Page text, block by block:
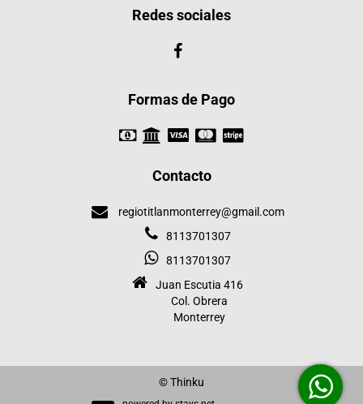
Redes sociales
Formas de Pago
Contacto
regiotitlanmonterrey@gmail.com
8113701307
8113701307
Juan Escutia 416
Col. Obrera
Monterrey
© Thinku